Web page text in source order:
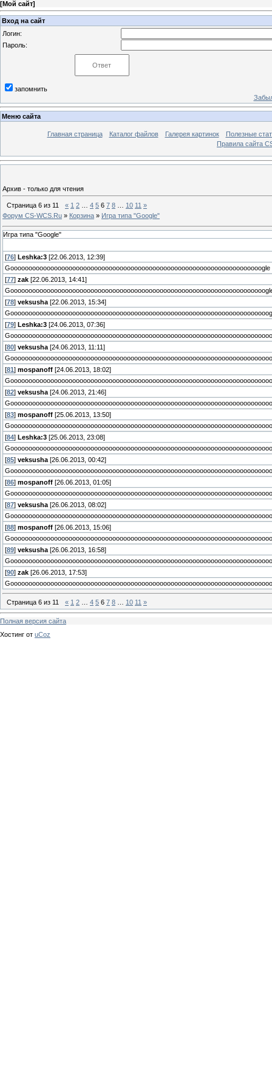
[Мой сайт]
Вход на сайт
Логин:
Пароль:
запомнить
Меню сайта
Главная страница Каталог файлов Галерея картинок
Полезные
Правила сайта
Архив - только для чтения
Страница 6 из 11 « 1 2 4 5 6 7 8 10 11 »
Форум CS-WCS.Ru » Корзина » Игра типа "Google"
Игра типа "Google"
[76] Leshka:3 [22.06.2013, 12:39]
Goooooooоoооoоооооooоооооoоооооoооооооооoоoооoооoоoоооoоoооoоооооoоооogle
[77] zak [22.06.2013, 14:41]
[78] veksusha [22.06.2013, 15:34]
[79] Leshka:3 [24.06.2013, 07:36]
[80] veksusha [24.06.2013, 11:11]
[81 ] mospanoff [24.06.2013, 18:02]
[82] veksusha [24.06.2013, 21:46]
[83] mospanoff [25.06.2013, 13:50]
[84] Leshka:3 [25.06.2013, 23:08]
[85] veksusha [26.06.2013, 00:42]
[86] mospanoff [26.06.2013, 01:05]
[87] veksusha [26.06.2013, 08:02]
[88] mospanoff [26.06.2013, 15:06]
[89] veksusha [26.06.2013, 16:58]
[90] zak [26.06.2013, 17:53]
Страница 6 из 11 « 1 2 4 5 6 7 8 10 11 »
Полная версия сайта
Хостинг от uCoz